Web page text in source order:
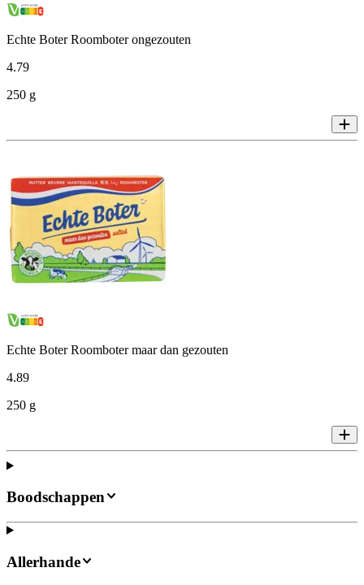
Echte Boter Roomboter ongezouten
4.79
250 g
Echte Boter Roomboter maar dan gezouten
4.89
250 g
Boodschappen
Allerhande